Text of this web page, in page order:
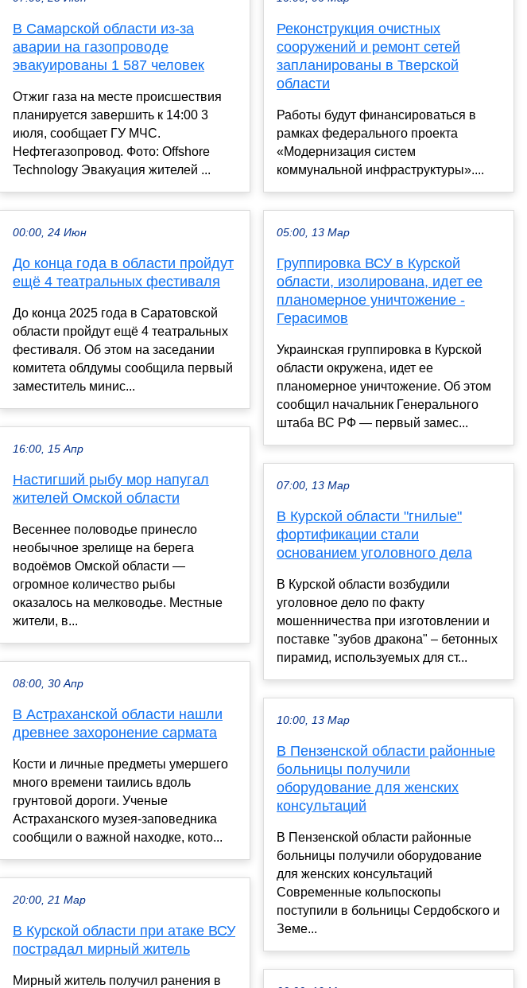
В Самарской области из-за
аварии на газопроводе
эвакуированы 1 587 человек
Отжиг газа на месте происшествия
планируется завершить к 14:00 3
июля, сообщает ГУ МЧС.
Нефтегазопровод. Фото: Offshore
Technology Эвакуация жителей ...
00:00, 24 Июн
До конца года в области пройдут
ещё 4 театральных фестиваля
До конца 2025 года в Саратовской
области пройдут ещё 4 театральных
фестиваля. Об этом на заседании
комитета облдумы сообщила первый
заместитель минис...
16:00, 15 Апр
Настигший рыбу мор напугал
жителей Омской области
Весеннее половодье принесло
необычное зрелище на берега
водоёмов Омской области —
огромное количество рыбы
оказалось на мелководье. Местные
жители, в...
08:00, 30 Апр
В Астраханской области нашли
древнее захоронение сармата
Кости и личные предметы умершего
много времени таились вдоль
грунтовой дороги. Ученые
Астраханского музея-заповедника
сообщили о важной находке, кото...
20:00, 21 Мар
В Курской области при атаке ВСУ
пострадал мирный житель
Мирный житель получил ранения в
Реконструкция очистных
сооружений и ремонт сетей
запланированы в Тверской
области
Работы будут финансироваться в
рамках федерального проекта
«Модернизация систем
коммунальной инфраструктуры»....
05:00, 13 Мар
Группировка ВСУ в Курской
области, изолирована, идет ее
планомерное уничтожение -
Герасимов
Украинская группировка в Курской
области окружена, идет ее
планомерное уничтожение. Об этом
сообщил начальник Генерального
штаба ВС РФ — первый замес...
07:00, 13 Мар
В Курской области "гнилые"
фортификации стали
основанием уголовного дела
В Курской области возбудили
уголовное дело по факту
мошенничества при изготовлении и
поставке "зубов дракона" – бетонных
пирамид, используемых для ст...
10:00, 13 Мар
В Пензенской области районные
больницы получили
оборудование для женских
консультаций
В Пензенской области районные
больницы получили оборудование
для женских консультаций
Современные кольпоскопы
поступили в больницы Сердобского и
Земе...